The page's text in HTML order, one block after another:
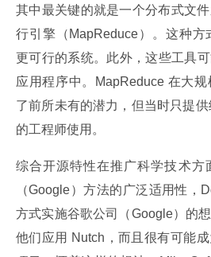
其中最关键的就是一个分布式文
行引擎（MapReduce）。这种方
更可行的系统。此外，这些工具
应用程序中。MapReduce 在大
了前所未有的潜力，但当时只提供
的工程师使用。
综合开源特性在推广科学技术方
（Google）方法的广泛适用性，
方式实施谷歌公司（Google）的
他们应用 Nutch，而且很有可能